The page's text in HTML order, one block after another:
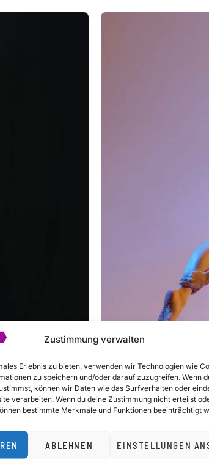
Zustimmung verwalten
Erlebnis zu bieten, verwenden wir Technologien wie
zu speichern und/oder darauf zuzugreifen. Wenn
können wir Daten wie das Surfverhalten oder
verarbeiten. Wenn du deine Zustimmung nicht erteilst
bestimmte Merkmale und Funktionen beeinträchtigt
ABLEHNEN EINSTELLUNGEN
POLE,
POLE SPORT
Raphaela